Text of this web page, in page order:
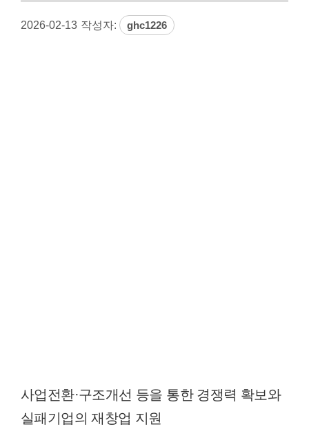
2026-02-13 작성자: ghc1226
사업전환·구조개선 등을 통한 경쟁력 확보와
실패기업의 재창업 지원